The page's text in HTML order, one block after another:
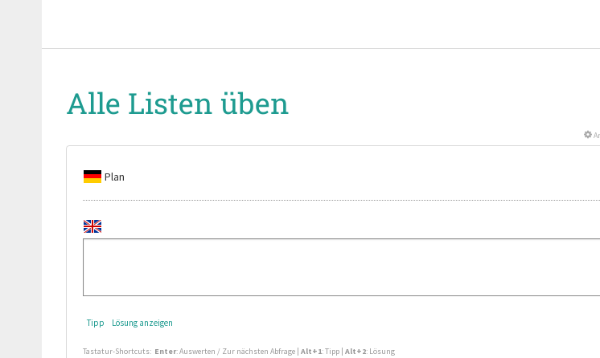
Alle Listen üben
Plan
Tipp Lösung anzeigen
Tastatur-Shortcuts: Enter: Auswerten / Zur nächsten Abfrage | Alt+1: Tipp | Alt+2: Lösung